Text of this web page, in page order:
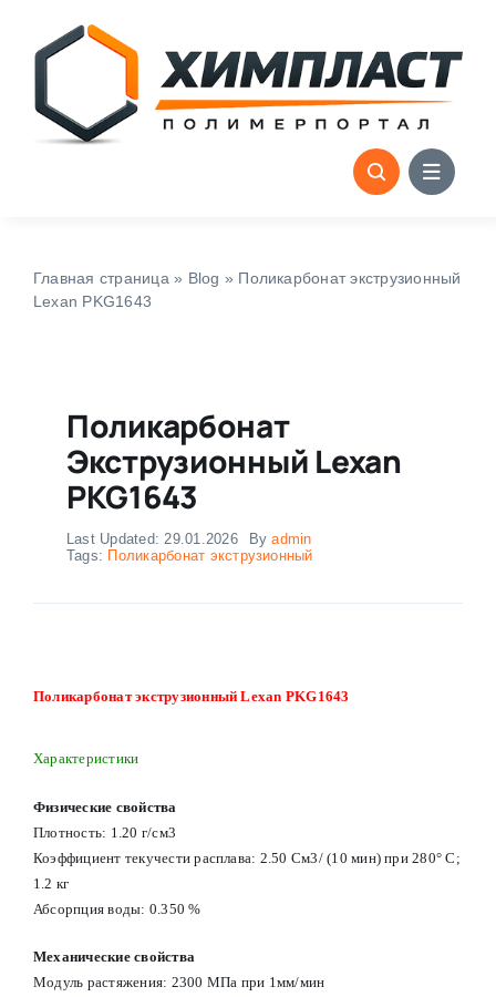
content
Главная страница » Blog » Поликарбонат экструзионный
Lexan PKG1643
Поликарбонат
Экструзионный Lexan
PKG1643
Last Updated: 29.01.2026 Byadmin
Tags: Поликарбонат экструзионный
Поликарбонат экструзионный Lexan PKG1643
Характеристики
Физические свойства
Плотность: 1.20 г/см3
Коэффициент текучести расплава: 2.50 См3/ (10 мин) при 280° С;
1.2 кг
Абсорпция воды: 0.350 %
Механические свойства
Модуль растяжения: 2300 МПа при 1мм/мин